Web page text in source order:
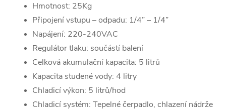
Hmotnost: 25Kg
Připojení vstupu – odpadu: 1/4” – 1/4”
Napájení: 220-240VAC
Regulátor tlaku: součástí balení
Celková akumulační kapacita: 5 litrů
Kapacita studené vody: 4 litry
Chladicí výkon: 5 litrů/hod
Chladicí systém: Tepelné čerpadlo, chlazení nádrže